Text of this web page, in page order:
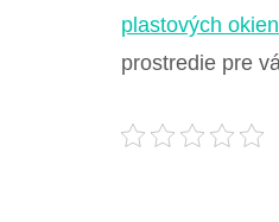
plastových
prostredie pre